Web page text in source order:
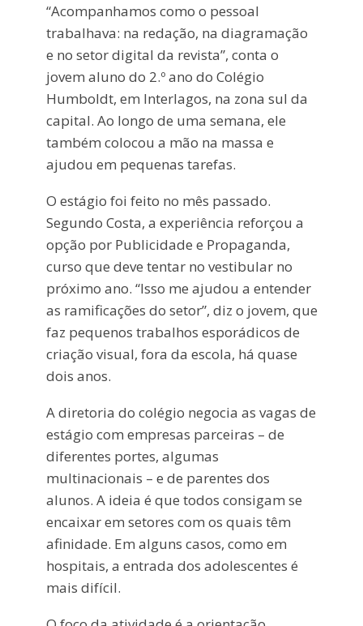
“Acompanhamos como o pessoal
trabalhava: na redação, na diagramação
e no setor digital da revista”, conta o
jovem aluno do 2.º ano do Colégio
Humboldt, em Interlagos, na zona sul da
capital. Ao longo de uma semana, ele
também colocou a mão na massa e
ajudou em pequenas tarefas.
O estágio foi feito no mês passado.
Segundo Costa, a experiência reforçou a
opção por Publicidade e Propaganda,
curso que deve tentar no vestibular no
próximo ano. “Isso me ajudou a entender
as ramificações do setor”, diz o jovem, que
faz pequenos trabalhos esporádicos de
criação visual, fora da escola, há quase
dois anos.
A diretoria do colégio negocia as vagas de
estágio com empresas parceiras – de
diferentes portes, algumas
multinacionais – e de parentes dos
alunos. A ideia é que todos consigam se
encaixar em setores com os quais têm
afinidade. Em alguns casos, como em
hospitais, a entrada dos adolescentes é
mais difícil.